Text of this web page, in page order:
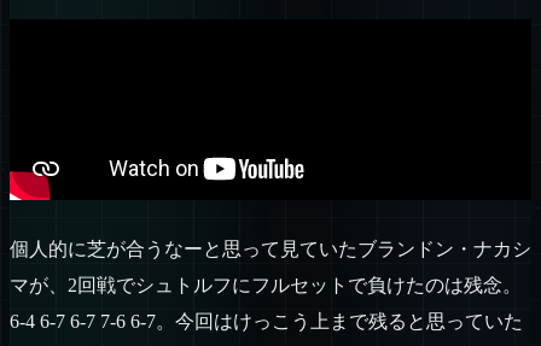
個人的に芝が合うなーと思って見ていたブランドン・ナカシ
マが、2回戦でシュトルフにフルセットで負けたのは残念。
6-4 6-7 6-7 7-6 6-7。今回はけっこう上まで残ると思っていた